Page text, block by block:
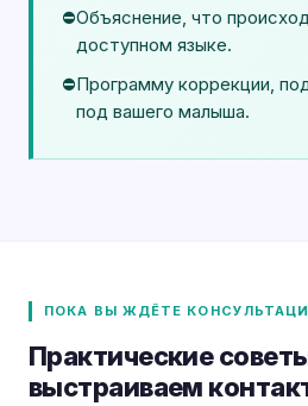
Объяснение, что
доступном языке.
Программу коррекции,
под вашего малыша.
ПОКА ВЫ ЖДЁТЕ
Практические
выстраиваем